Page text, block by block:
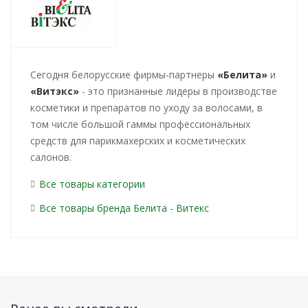
Cегодня белорусские фирмы-партнеры «Белита» и
«Витэкс» - это признанные лидеры в производстве
косметики и препаратов по уходу за волосами, в
том числе большой гаммы профессиональных
средств для парикмахерских и косметических
салонов.
Все товары категории
Все товары бренда Белита - Витекс